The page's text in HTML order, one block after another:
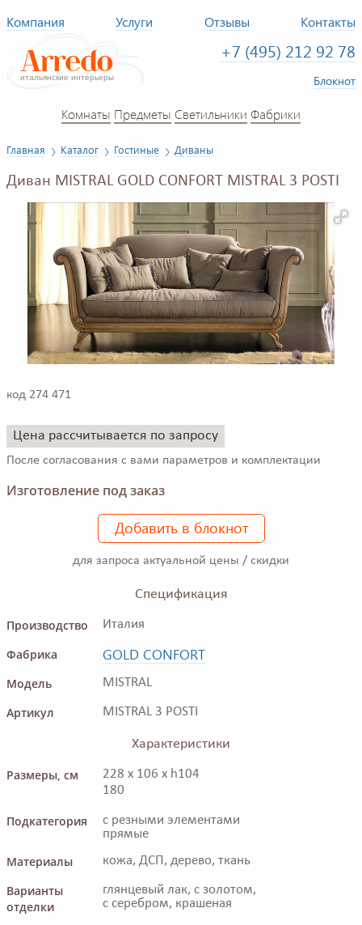
Компания Услуги Отзывы Контакты
+7 (495) 212 92 78
Блокнот
Комнаты Предметы Светильники Фабрики
Главная Каталог Гостиные Диваны
Диван MISTRAL GOLD CONFORT MISTRAL 3 POSTI
код 274 471
Цена рассчитывается по запросу
После согласования с вами параметров и комплектации
Изготовление под заказ
Добавить в блокнот
для запроса актуальной цены / скидки
Спецификация
Производство
Италия
Фабрика GOLD CONFORT
Модель MISTRAL
Артикул MISTRAL 3 POSTI
Характеристики
Размеры, см
228 x 106 x h104
180
Подкатегория
с резными элементами
прямые
Материалы кожа, ДСП, дерево, ткань
Варианты
отделки
глянцевый лак, с золотом,
с серебром, крашеная